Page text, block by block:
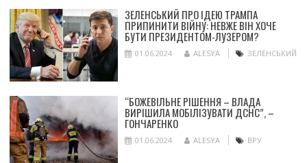
ЗЕЛЕНСЬКИЙ ПРО ІДЕЮ ТРАМПА
ПРИПИНИТИ ВІЙНУ: НЕВЖЕ ВІН ХОЧЕ
БУТИ ПРЕЗИДЕНТОМ-ЛУЗЕРОМ?
01.06.2024 ALESYA ЗЕЛЕНСЬКИЙ
“БОЖЕВІЛЬНЕ РІШЕННЯ – ВЛАДА
ВИРІШИЛА МОБІЛІЗУВАТИ ДСНС”, –
ГОНЧАРЕНКО
01.06.2024 ALESYA ВРУ